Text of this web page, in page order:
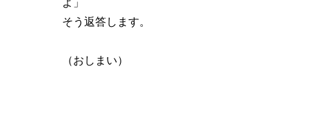
よ」
そう返答します。
（おしまい）